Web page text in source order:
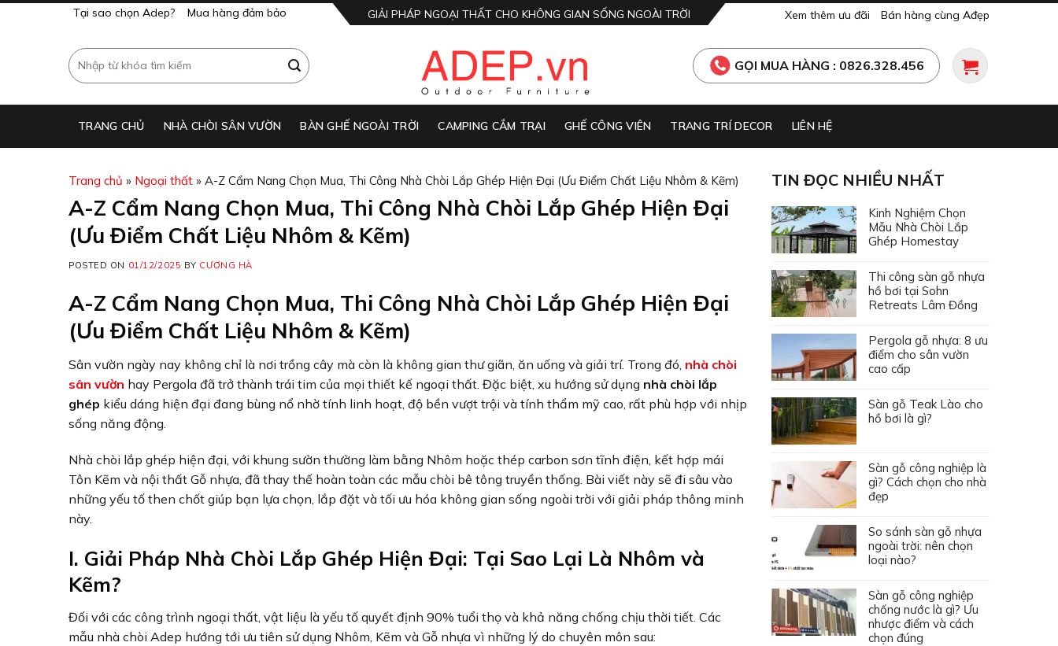
Tại sao chọn Adep? Mua hàng đảm bảo GIẢI PHÁP NGOẠI THẤT CHO KHÔNG GIAN SỐNG NGOÀI TRỜI Xem thêm ưu đãi Bán hàng cùng Ađẹp
Search
for:
GỌI MUA HÀNG : 0826.328.456
TRANG CHỦ NHÀ CHÒI SÂN VƯỜN BÀN GHẾ NGOÀI TRỜI CAMPING CẮM TRẠI GHẾ CÔNG VIÊN TRANG TRÍ DECOR LIÊN HỆ
Trang chủ » Ngoại thất » A-Z Cẩm Nang Chọn Mua, Thi Công Nhà Chòi Lắp Ghép Hiện Đại (Ưu Điểm Chất Liệu Nhôm & Kẽm)
A-Z Cẩm Nang Chọn Mua, Thi Công Nhà Chòi Lắp Ghép Hiện Đại
(Ưu Điểm Chất Liệu Nhôm & Kẽm)
POSTED ON 01/12/2025 BY CƯƠNG HÀ
A-Z Cẩm Nang Chọn Mua, Thi Công Nhà Chòi Lắp Ghép Hiện Đại
(Ưu Điểm Chất Liệu Nhôm & Kẽm)
Sân vườn ngày nay không chỉ là nơi trồng cây mà còn là không gian thư giãn, ăn uống và giải trí. Trong đó, nhà chòi
sân vườn hay Pergola đã trở thành trái tim của mọi thiết kế ngoại thất. Đặc biệt, xu hướng sử dụng nhà chòi lắp
ghép kiểu dáng hiện đại đang bùng nổ nhờ tính linh hoạt, độ bền vượt trội và tính thẩm mỹ cao, rất phù hợp với nhịp
sống năng động.
Nhà chòi lắp ghép hiện đại, với khung sườn thường làm bằng Nhôm hoặc thép carbon sơn tĩnh điện, kết hợp mái
Tôn Kẽm và nội thất Gỗ nhựa, đã thay thế hoàn toàn các mẫu chòi bê tông truyền thống. Bài viết này sẽ đi sâu vào
những yếu tố then chốt giúp bạn lựa chọn, lắp đặt và tối ưu hóa không gian sống ngoài trời với giải pháp thông minh
này.
I. Giải Pháp Nhà Chòi Lắp Ghép Hiện Đại: Tại Sao Lại Là Nhôm và
Kẽm?
Đối với các công trình ngoại thất, vật liệu là yếu tố quyết định 90% tuổi thọ và khả năng chống chịu thời tiết. Các
mẫu nhà chòi Adep hướng tới ưu tiên sử dụng Nhôm, Kẽm và Gỗ nhựa vì những lý do chuyên môn sau:
TIN ĐỌC NHIỀU NHẤT
Kinh Nghiệm Chọn
Mẫu Nhà Chòi Lắp
Ghép Homestay
Thi công sàn gỗ nhựa
hồ bơi tại Sohn
Retreats Lâm Đồng
Pergola gỗ nhựa: 8 ưu
điểm cho sân vườn
cao cấp
Sàn gỗ Teak Lào cho
hồ bơi là gì?
Sàn gỗ công nghiệp là
gì? Cách chọn cho nhà
đẹp
So sánh sàn gỗ nhựa
ngoài trời: nên chọn
loại nào?
Sàn gỗ công nghiệp
chống nước là gì? Ưu
nhược điểm và cách
chọn đúng